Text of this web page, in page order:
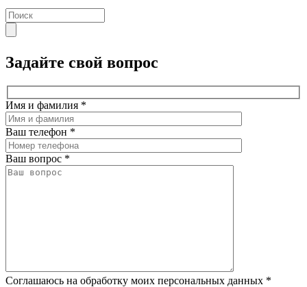
Задайте свой вопрос
Имя и фамилия *
Ваш телефон *
Ваш вопрос *
Соглашаюсь на обработку моих персональных данных *